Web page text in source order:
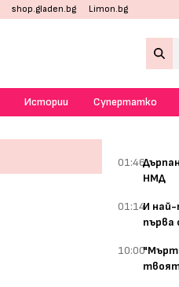
shop.gladen.bg Limon.bg
Истории Супертатко
01:46
НМД
01:14И най-
първа
10:00